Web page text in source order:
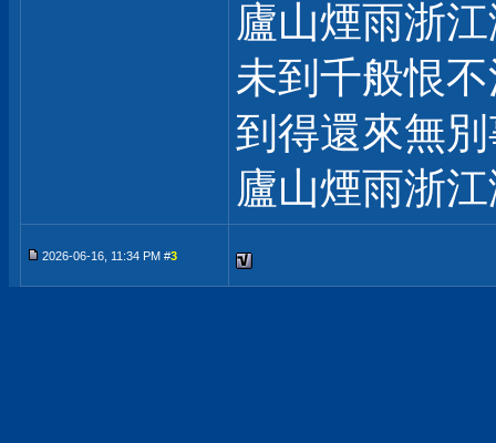
廬山煙雨浙
未到千般恨
到得還來無
廬山煙雨浙
2026-06-16, 11:34 PM #3